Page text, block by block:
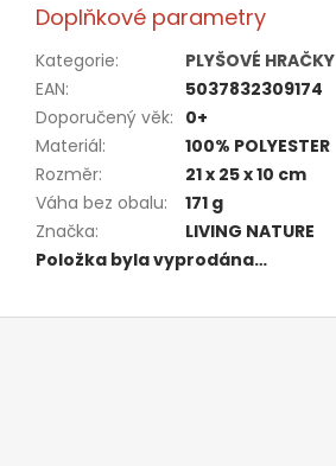
Doplňkové parametry
Kategorie:
PLYŠOVÉ HRAČKY
EAN:
5037832309174
Doporučený věk: 0+
Materiál:
100% POLYESTER
Rozměr:
21 x 25 x 10 cm
Váha bez obalu:
171 g
Značka:
LIVING NATURE
Položka byla vyprodána…
Z